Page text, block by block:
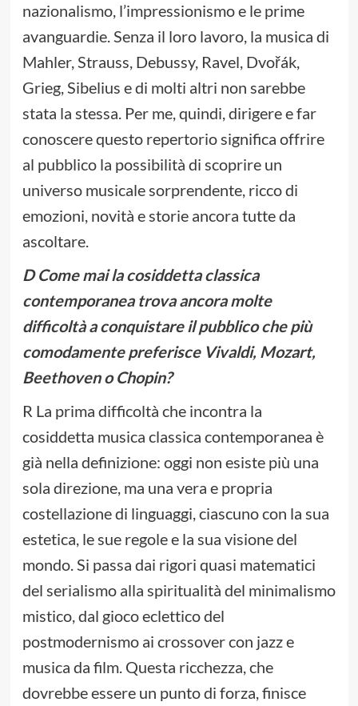
nazionalismo, l’impressionismo e le prime
avanguardie. Senza il loro lavoro, la musica di
Mahler, Strauss, Debussy, Ravel, Dvořák,
Grieg, Sibelius e di molti altri non sarebbe
stata la stessa. Per me, quindi, dirigere e far
conoscere questo repertorio significa offrire
al pubblico la possibilità di scoprire un
universo musicale sorprendente, ricco di
emozioni, novità e storie ancora tutte da
ascoltare.
D Come mai la cosiddetta classica
contemporanea trova ancora molte
difficoltà a conquistare il pubblico che più
comodamente preferisce Vivaldi, Mozart,
Beethoven o Chopin?
R La prima difficoltà che incontra la
cosiddetta musica classica contemporanea è
già nella definizione: oggi non esiste più una
sola direzione, ma una vera e propria
costellazione di linguaggi, ciascuno con la sua
estetica, le sue regole e la sua visione del
mondo. Si passa dai rigori quasi matematici
del serialismo alla spiritualità del minimalismo
mistico, dal gioco eclettico del
postmodernismo ai crossover con jazz e
musica da film. Questa ricchezza, che
dovrebbe essere un punto di forza, finisce